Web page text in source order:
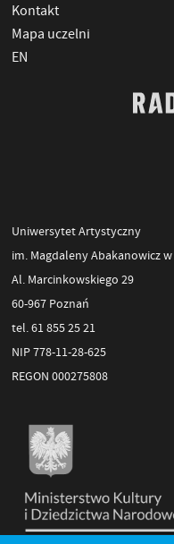
Kontakt
Mapa uczelni
EN
Uniwersytet Artystyczny
im. Magdaleny Abakanowicz
Al. Marcinkowskiego 29
60-967 Poznań
tel. 61 855 25 21
NIP 778-11-28-625
REGON 000275808